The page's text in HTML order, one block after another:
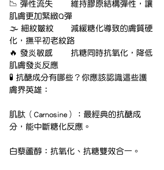
📉 彈性流失	維持膠原結構彈性，讓
肌膚更加緊緻Q彈
🌫️ 細紋皺紋	減緩糖化導致的膚質硬
化，撫平初老紋路
🔥 發炎敏感	抗糖同時抗氧化，降低
肌膚發炎反應
🧪 抗醣成分有哪些？你應該認識這些護
膚界英雄：
肌肽（Carnosine）：最經典的抗醣成
分，能中斷糖化反應。
白藜蘆醇：抗氧化、抗糖雙效合一。